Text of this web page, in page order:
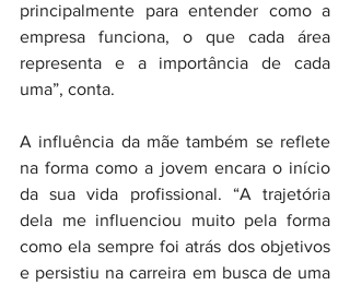
principalmente para entender como a
empresa funciona, o que cada área
representa e a importância de cada
uma”, conta.
A influência da mãe também se reflete
na forma como a jovem encara o início
da sua vida profissional. “A trajetória
dela me influenciou muito pela forma
como ela sempre foi atrás dos objetivos
e persistiu na carreira em busca de uma